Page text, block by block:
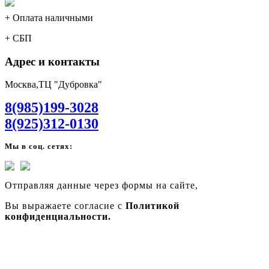
+ Оплата наличными
+ СБП
Адрес и контакты
Москва,ТЦ "Дубровка"
8(985)199-3028
8(925)312-0130
Мы в соц. сетях:
Отправляя данные через формы на сайте,
Вы выражаете согласие с Политикой
конфиденциальности.